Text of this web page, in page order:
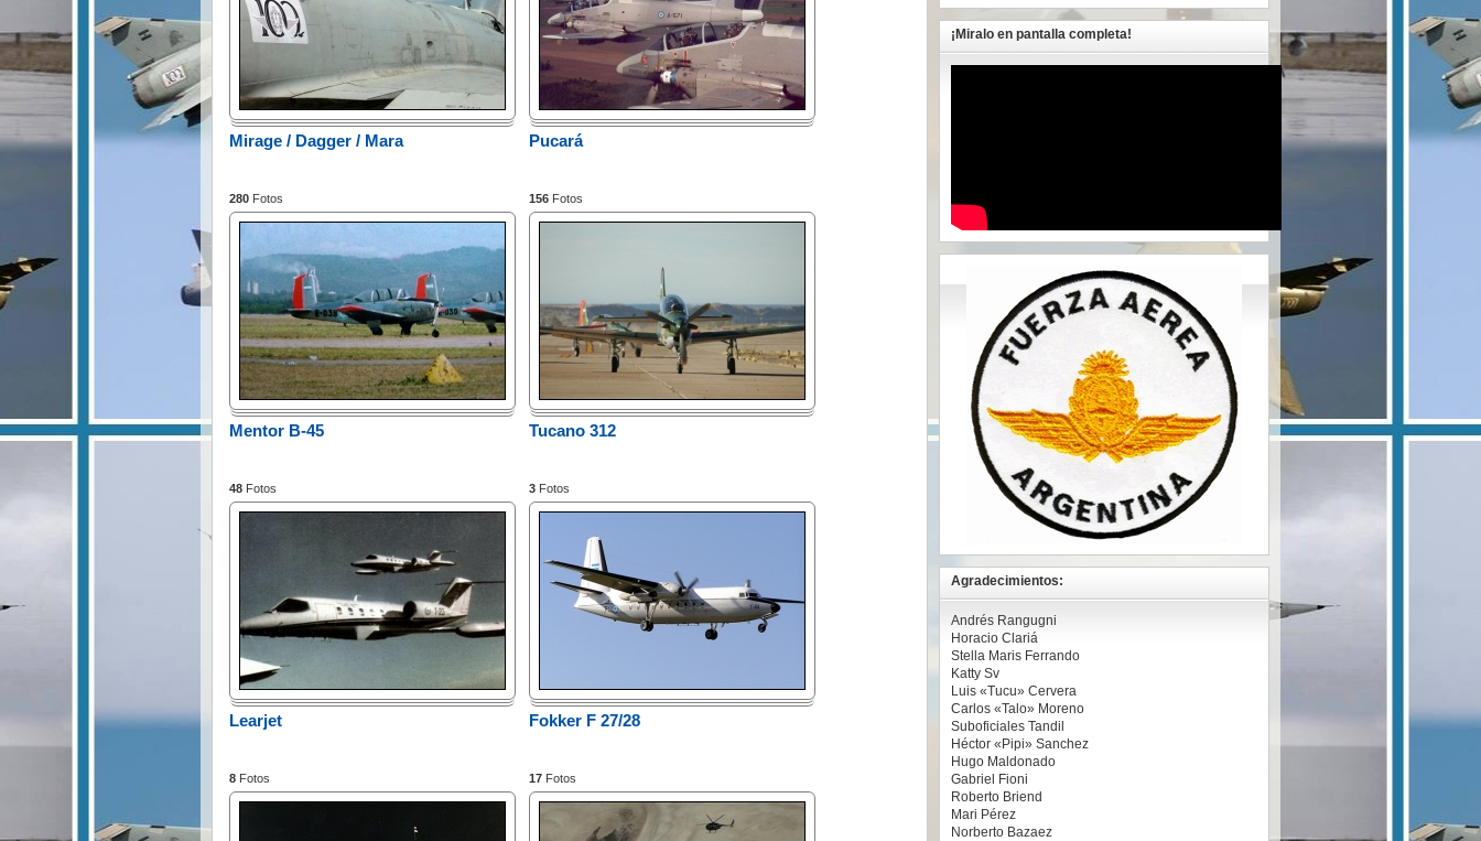
Mirage / Dagger / Mara
280 Fotos
Pucará
156 Fotos
Mentor B-45
48 Fotos
Tucano 312
3 Fotos
Learjet
8 Fotos
Fokker F 27/28
17 Fotos
¡Miralo en pantalla completa!
Agradecimientos:
Andrés Rangugni
Horacio Clariá
Stella Maris Ferrando
Katty Sv
Luis «Tucu» Cervera
Carlos «Talo» Moreno
Suboficiales Tandil
Héctor «Pipi» Sanchez
Hugo Maldonado
Gabriel Fioni
Roberto Briend
Mari Pérez
Norberto Bazaez